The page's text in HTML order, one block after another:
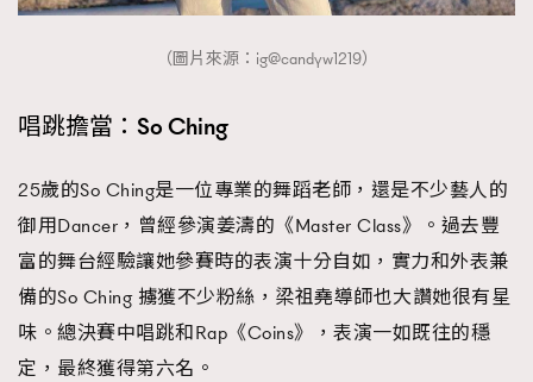
（圖片來源：ig@candyw1219）
唱跳擔當：So Ching
25歲的So Ching是一位專業的舞蹈老師，還是不少藝人的
御用Dancer，曾經參演姜濤的《Master Class》。過去豐
富的舞台經驗讓她參賽時的表演十分自如，實力和外表兼
備的So Ching 擄獲不少粉絲，梁祖堯導師也大讚她很有星
味。總決賽中唱跳和Rap《Coins》，表演一如既往的穩
定，最終獲得第六名。